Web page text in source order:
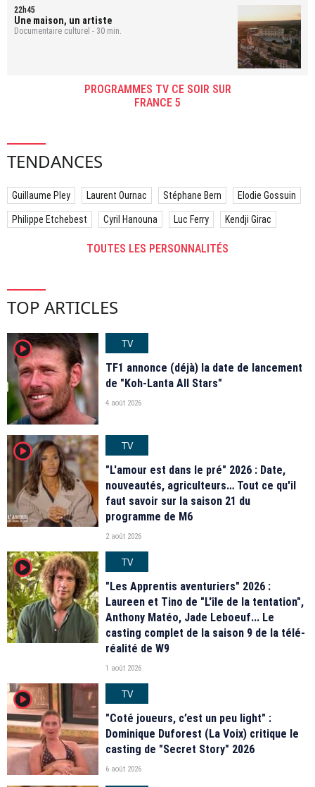
22h45
Une maison, un artiste
Documentaire culturel - 30 min.
PROGRAMMES TV CE SOIR SUR
FRANCE 5
TENDANCES
Guillaume Pley Laurent Ournac Stéphane Bern Elodie Gossuin
Philippe Etchebest Cyril Hanouna Luc Ferry Kendji Girac
TOUTES LES PERSONNALITÉS
TOP ARTICLES
player2
TV
TF1 annonce (déjà) la date de lancement
de "Koh-Lanta All Stars"
4 août 2026
player2
TV
"L'amour est dans le pré" 2026 : Date,
nouveautés, agriculteurs… Tout ce qu'il
faut savoir sur la saison 21 du
programme de M6
2 août 2026
player2
TV
"Les Apprentis aventuriers" 2026 :
Laureen et Tino de "L'île de la tentation",
Anthony Matéo, Jade Leboeuf... Le
casting complet de la saison 9 de la télé-
réalité de W9
1 août 2026
player2
TV
"Coté joueurs, c’est un peu light" :
Dominique Duforest (La Voix) critique le
casting de "Secret Story" 2026
6 août 2026